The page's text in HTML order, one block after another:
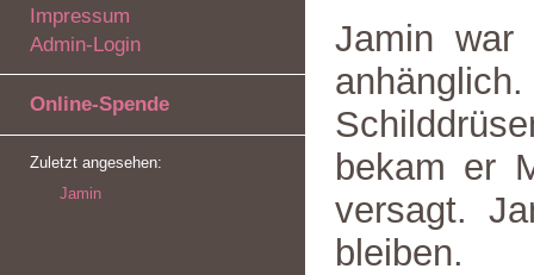
Impressum
Admin-Login
Online-Spende
Zuletzt angesehen:
Jamin
Jamin
bekam er
versagt.
bleiben.